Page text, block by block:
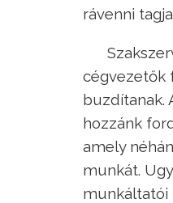
rávenni
cégvezetők
buzdítanak.
hozzánk
amely
munkát.
munkáltatói